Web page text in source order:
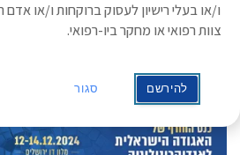
מנהל המכון לאנדוקרינולוגיה, סוכרת
הרפואי שיבא, ואוניברסיטת תל-אביב
תאריך: 13/12/2024
ו/או בעלי רישיון לעסוק ברוקחות ו/או
צוות רפואי או מחקר ביו-רפואי.
להירשם סגור